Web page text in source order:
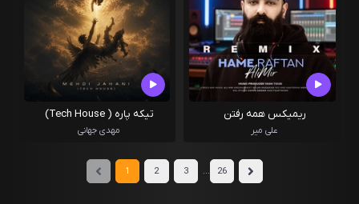
ریمیکس همه رفتن
علی میر
تیکه پاره ( Tech House)
مهدی جهانی
1 2 3 ... 26